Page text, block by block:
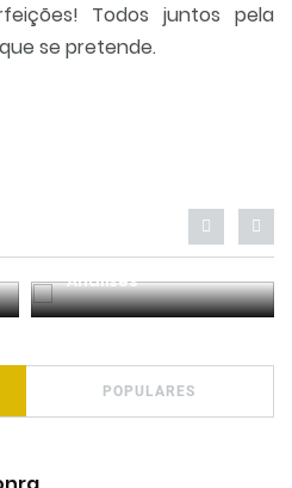
Todos juntos pela
se pretende.
Análises
POPULARES